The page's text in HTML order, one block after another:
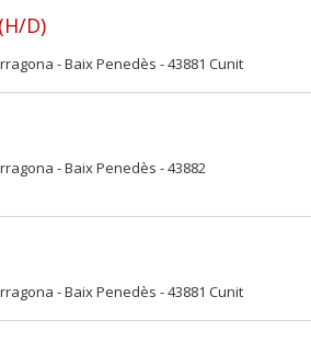
D)
- Baix Penedès - 43881 Cunit
- Baix Penedès - 43882
- Baix Penedès - 43881 Cunit